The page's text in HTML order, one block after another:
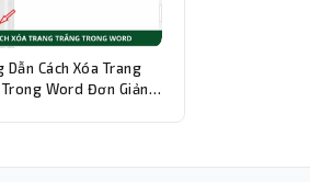
Dẫn Cách Xóa Trang
Word Đơn Giản,
• Phản hồi tức thì